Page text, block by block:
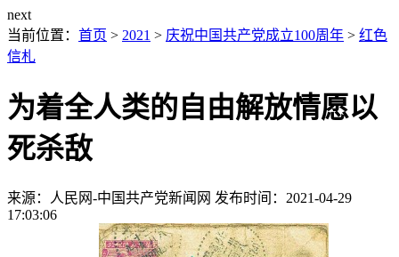
next
当前位置： 首页 > 2021 > 庆祝中国共产党成立100周年 > 红色
信札
为着全人类的自由解放情愿以
死杀敌
来源：人民网-中国共产党新闻网 发布时间：2021-04-29
17:03:06